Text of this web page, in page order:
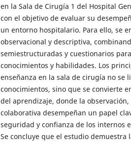
en la Sala de Cirugía 1 del Hospital
con el objetivo de evaluar su
un entorno hospitalario. Para ello, se
observacional y descriptiva,
semiestructuradas y cuestionarios
conocimientos y habilidades. Los
enseñanza en la sala de cirugía no se
conocimientos, sino que se convierte
del aprendizaje, donde la
colaborativa desempeñan un papel
seguridad y confianza de los internos
Se concluye que el estudio